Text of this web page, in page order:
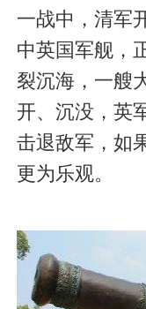
一战中，清军
中英国军舰，
裂沉海，一艘
开、沉没，英
击退敌军，如
更为乐观。